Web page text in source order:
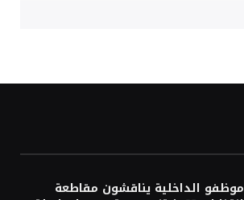
موظفو الداخلية يناقشون مقاطعة